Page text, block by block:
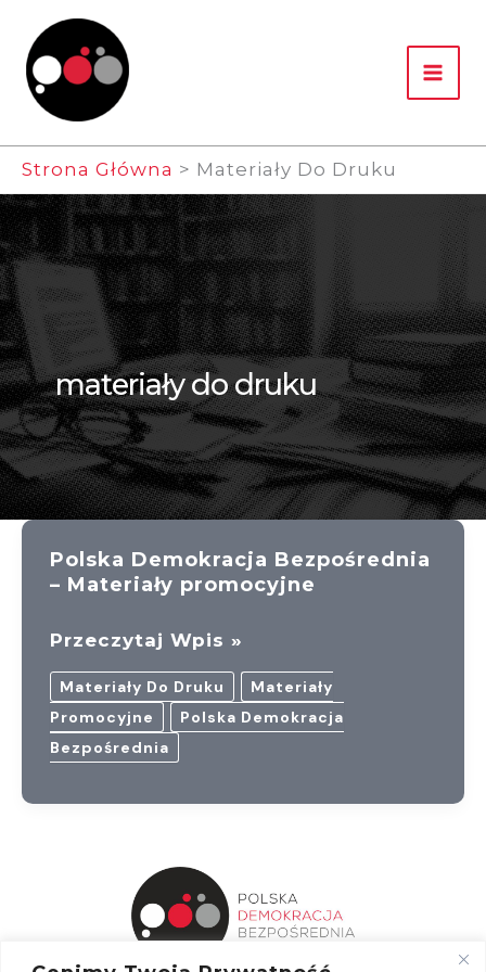
Przejdź
Treści
Strona Główna Materiały Do Druku
materiały do druku
Polska Demokracja Bezpośrednia
– Materiały promocyjne
Polska
Demokracja
Bezpośrednia
–
Materiały
Przeczytaj Wpis »
Materiały Do Druku
Materiały
Promocyjne
Polska Demokracja
Bezpośrednia